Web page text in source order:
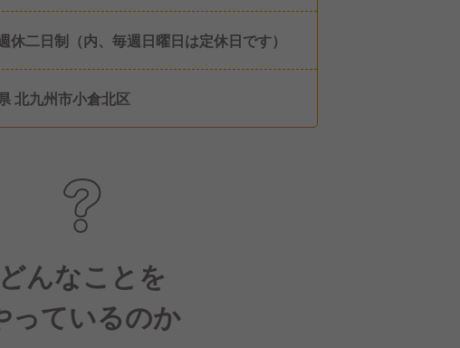
休二日制（内、毎週日曜日は定休日です）
北九州市小倉北区
んなことを
っているのか